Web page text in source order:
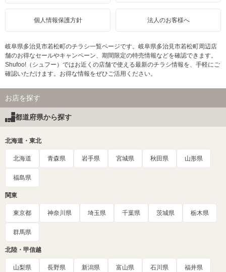
個人情報保護方針 法人のお客様へ
岐阜県多治見市若松町のチラシ一覧ページです。岐阜県多治見市若松町周辺店
舗のお得なセールやキャンペーン、期間限定の特売情報などを確認できます。
Shufoo!（シュフー）ではお近くの店舗で使える最新のチラシ情報を、手軽にご
確認いただけます。お得な情報をぜひご活用ください。
お店を探す
都道府県から探す
北海道・東北
北海道 青森県 岩手県 宮城県 秋田県 山形県
福島県
関東
東京都 神奈川県 埼玉県 千葉県 茨城県 栃木県
群馬県
北陸・甲信越
山梨県 長野県 新潟県 富山県 石川県 福井県